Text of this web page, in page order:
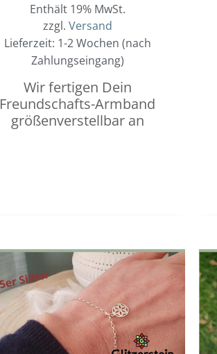
Enthält 19% MwSt.
zzgl. Versand
Lieferzeit: 1-2 Wochen (nach
Zahlungseingang)
Wir fertigen Dein
Freundschafts-Armband
größenverstellbar an
Dieses
Produkt
weist
mehrere
Varianten
auf.
Preisspanne:
0,00 €
bis
3,00 €